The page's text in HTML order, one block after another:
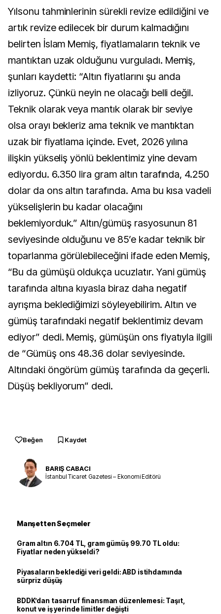
Yılsonu tahminlerinin sürekli revize edildiğini ve
artık revize edilecek bir durum kalmadığını
belirten İslam Memiş, fiyatlamaların teknik ve
mantıktan uzak olduğunu vurguladı. Memiş,
şunları kaydetti: “Altın fiyatlarını şu anda
izliyoruz. Çünkü neyin ne olacağı belli değil.
Teknik olarak veya mantık olarak bir seviye
olsa orayı bekleriz ama teknik ve mantıktan
uzak bir fiyatlama içinde. Evet, 2026 yılına
ilişkin yükseliş yönlü beklentimiz yine devam
ediyordu. 6.350 lira gram altın tarafında, 4.250
dolar da ons altın tarafında. Ama bu kısa vadeli
yükselişlerin bu kadar olacağını
beklemiyorduk.” Altın/gümüş rasyosunun 81
seviyesinde olduğunu ve 85’e kadar teknik bir
toparlanma görülebileceğini ifade eden Memiş,
“Bu da gümüşü oldukça ucuzlatır. Yani gümüş
tarafında altına kıyasla biraz daha negatif
ayrışma beklediğimizi söyleyebilirim. Altın ve
gümüş tarafındaki negatif beklentimiz devam
ediyor” dedi. Memiş, gümüşün ons fiyatıyla ilgili
de “Gümüş ons 48.36 dolar seviyesinde.
Altındaki öngörüm gümüş tarafında da geçerli.
Düşüş bekliyorum” dedi.
Beğen Kaydet
BARIŞ CABACI
İstanbul Ticaret Gazetesi – Ekonomi Editörü
Manşetten Seçmeler
Gram altın 6.704 TL, gram gümüş 99.70 TL oldu:
Fiyatlar neden yükseldi?
Piyasaların beklediği veri geldi: ABD istihdamında
sürpriz düşüş
BDDK’dan tasarruf finansman düzenlemesi: Taşıt,
konut ve iş yerinde limitler değişti